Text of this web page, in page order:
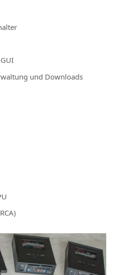
und Downloads